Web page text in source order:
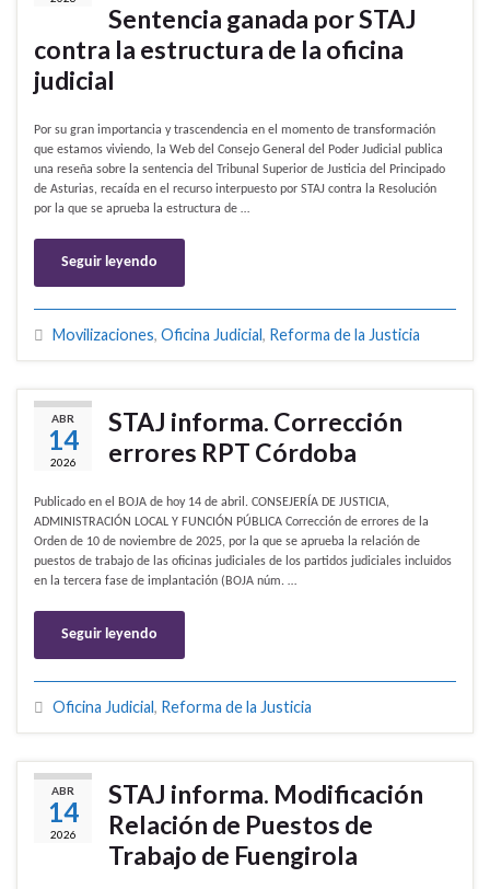
Sentencia ganada por STAJ
contra la estructura de la oficina
judicial
Por su gran importancia y trascendencia en el momento de transformación
que estamos viviendo, la Web del Consejo General del Poder Judicial publica
una reseña sobre la sentencia del Tribunal Superior de Justicia del Principado
de Asturias, recaída en el recurso interpuesto por STAJ contra la Resolución
por la que se aprueba la estructura de …
Seguir leyendo
Movilizaciones, Oficina Judicial, Reforma de la Justicia
ABR
14
2026
STAJ informa. Corrección
errores RPT Córdoba
Publicado en el BOJA de hoy 14 de abril. CONSEJERÍA DE JUSTICIA,
ADMINISTRACIÓN LOCAL Y FUNCIÓN PÚBLICA Corrección de errores de la
Orden de 10 de noviembre de 2025, por la que se aprueba la relación de
puestos de trabajo de las oficinas judiciales de los partidos judiciales incluidos
en la tercera fase de implantación (BOJA núm. …
Seguir leyendo
Oficina Judicial, Reforma de la Justicia
ABR
14
2026
STAJ informa. Modificación
Relación de Puestos de
Trabajo de Fuengirola